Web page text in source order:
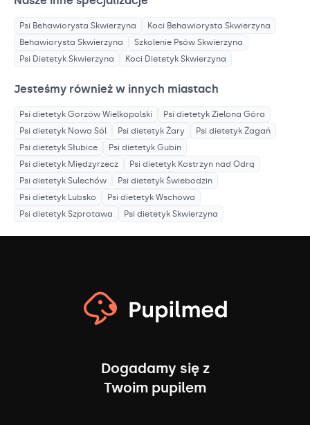
Psi Behawiorysta Skwierzyna Koci Behawiorysta Skwierzyna
Behawiorysta Skwierzyna Szkolenie Psów Skwierzyna
Psi Dietetyk Skwierzyna Koci Dietetyk Skwierzyna
Jesteśmy również w innych miastach
Psi dietetyk Gorzów Wielkopolski Psi dietetyk Zielona Góra
Psi dietetyk Nowa Sól Psi dietetyk Żary Psi dietetyk Żagań
Psi dietetyk Słubice Psi dietetyk Gubin
Psi dietetyk Międzyrzecz Psi dietetyk Kostrzyn nad Odrą
Psi dietetyk Sulechów Psi dietetyk Świebodzin
Psi dietetyk Lubsko Psi dietetyk Wschowa
Psi dietetyk Szprotawa Psi dietetyk Skwierzyna
Dogadamy się z
Twoim pupilem